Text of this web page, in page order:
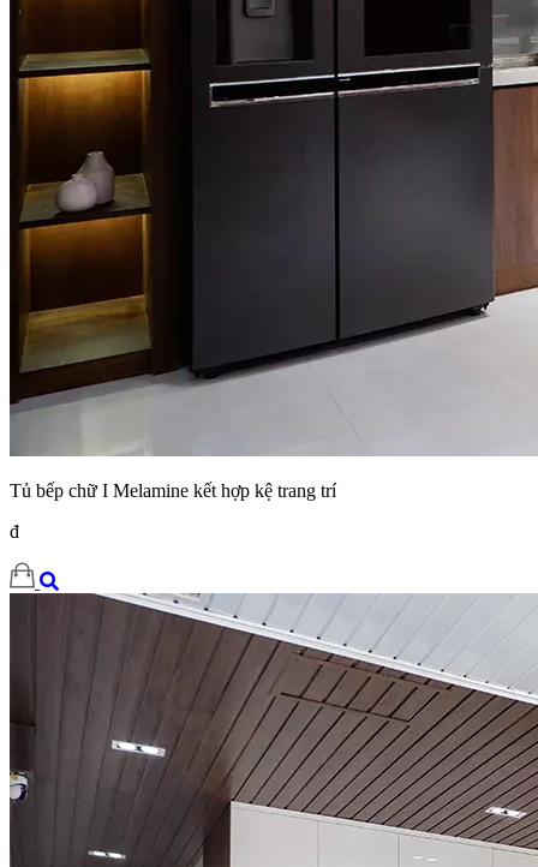
Tủ bếp chữ I Melamine kết hợp kệ trang trí
đ